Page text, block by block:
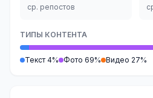
ср. репостов
ТИПЫ КОНТЕНТА
Текст 4% Фото 69% Видео 27%